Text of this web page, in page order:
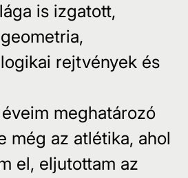
is izgatott,
rejtvények és
meghatározó
még az atlétika, ahol
el, eljutottam az